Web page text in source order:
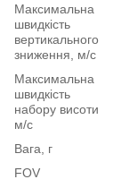
Максимальна
швидкість
вертикального
зниження, м/с
Максимальна
швидкість
набору висоти
м/с
Вага, г
FOV